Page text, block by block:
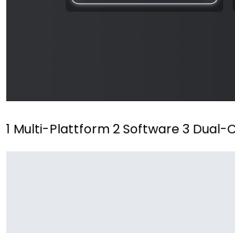
1 Multi-Plattform 2 Software 3 Dual-